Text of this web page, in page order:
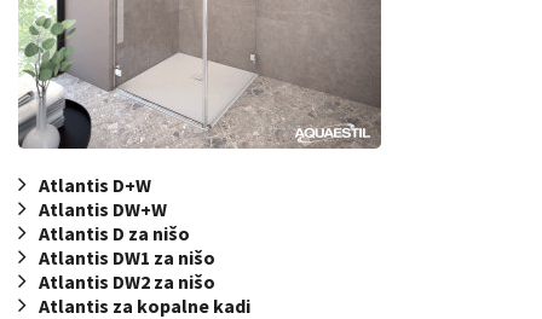
Atlantis D+W
Atlantis DW+W
Atlantis D za nišo
Atlantis DW1 za nišo
Atlantis DW2 za nišo
Atlantis za kopalne kadi